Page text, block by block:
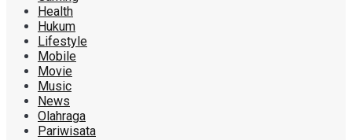
Health
Hukum
Lifestyle
Mobile
Movie
Music
News
Olahraga
Pariwisata